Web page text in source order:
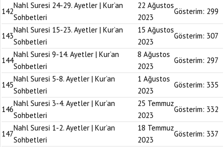
142
Nahl Suresi 24-29. Ayetler | Kur’an
Sohbetleri
22 Ağustos
2023
Gösterim: 299
143
Nahl Suresi 15-23. Ayetler | Kur’an
Sohbetleri
15 Ağustos
2023
Gösterim: 307
144
Nahl Suresi 9-14. Ayetler | Kur’an
Sohbetleri
8 Ağustos
2023
Gösterim: 297
145
Nahl Suresi 5-8. Ayetler | Kur’an
Sohbetleri
1 Ağustos
2023
Gösterim: 335
146
Nahl Suresi 3-4. Ayetler | Kur’an
Sohbetleri
25 Temmuz
2023
Gösterim: 332
147
Nahl Suresi 1-2. Ayetler | Kur’an
Sohbetleri
18 Temmuz
2023
Gösterim: 337